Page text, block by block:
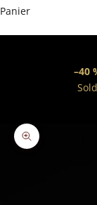
Panier
–40
Zoomer sur